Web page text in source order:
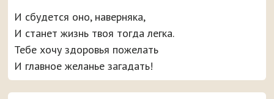
И сбудется оно, наверняка,
И станет жизнь твоя тогда легка.
Тебе хочу здоровья пожелать
И главное желанье загадать!